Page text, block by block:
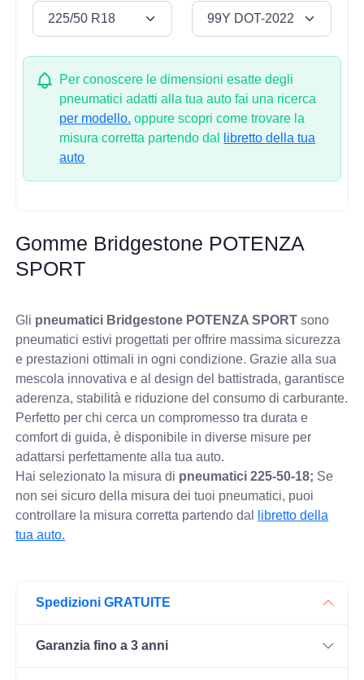
Per conoscere le dimensioni esatte degli
pneumatici adatti alla tua auto fai una ricerca
per modello. oppure scopri come trovare la
misura corretta partendo dal
libretto della tua
auto
Gomme Bridgestone POTENZA
SPORT
Gli pneumatici Bridgestone POTENZA SPORT sono
pneumatici estivi progettati per offrire massima sicurezza
e prestazioni ottimali in ogni condizione. Grazie alla sua
mescola innovativa e al design del battistrada, garantisce
aderenza, stabilità e riduzione del consumo di carburante.
Perfetto per chi cerca un compromesso tra durata e
comfort di guida, è disponibile in diverse misure per
adattarsi perfettamente alla tua auto.
Hai selezionato la misura di pneumatici225-50-18; Se
non sei sicuro della misura dei tuoi pneumatici, puoi
controllare la misura corretta partendo dal
libretto della
tua auto.
Spedizioni GRATUITE
Garanzia fino a 3 anni